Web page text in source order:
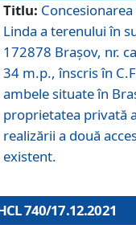
Titlu:
Linda a terenului în
172878 Brașov, nr.
34 m.p., înscris în
ambele situate în
proprietatea privată
realizării a două
existent.
740/17.12.2021